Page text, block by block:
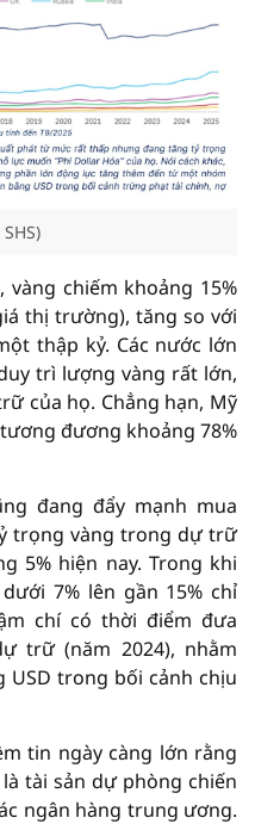
vàng chiếm khoảng 15%
thị trường), tăng so với
thập kỷ. Các nước lớn
trì lượng vàng rất lớn,
của họ. Chẳng hạn, Mỹ
đương khoảng 78%
đang đẩy mạnh mua
trọng vàng trong dự trữ
5% hiện nay. Trong khi
7% lên gần 15% chỉ
chí có thời điểm đưa
trữ (năm 2024), nhằm
trong bối cảnh chịu
tin ngày càng lớn rằng
tài sản dự phòng chiến
ngân hàng trung ương.